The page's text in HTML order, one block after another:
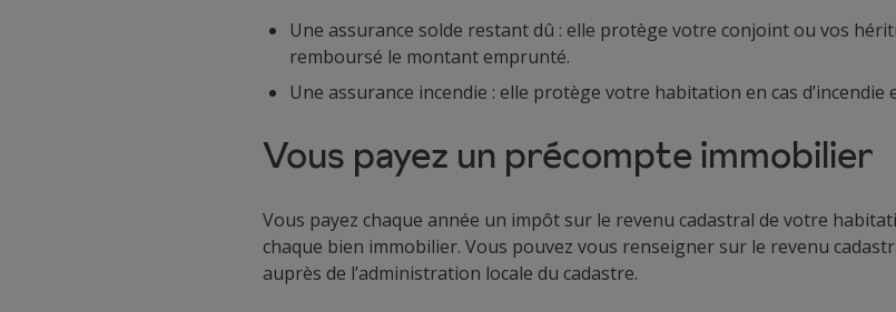
Une assurance solde restant dû : elle protège votre conjoint ou vos
remboursé le montant emprunté.
Une assurance incendie : elle protège votre habitation en cas d’incendie
Vous payez un précompte immobilier
Vous payez chaque année un impôt sur le revenu cadastral de votre
chaque bien immobilier. Vous pouvez vous renseigner sur le revenu
auprès de l’administration locale du cadastre.